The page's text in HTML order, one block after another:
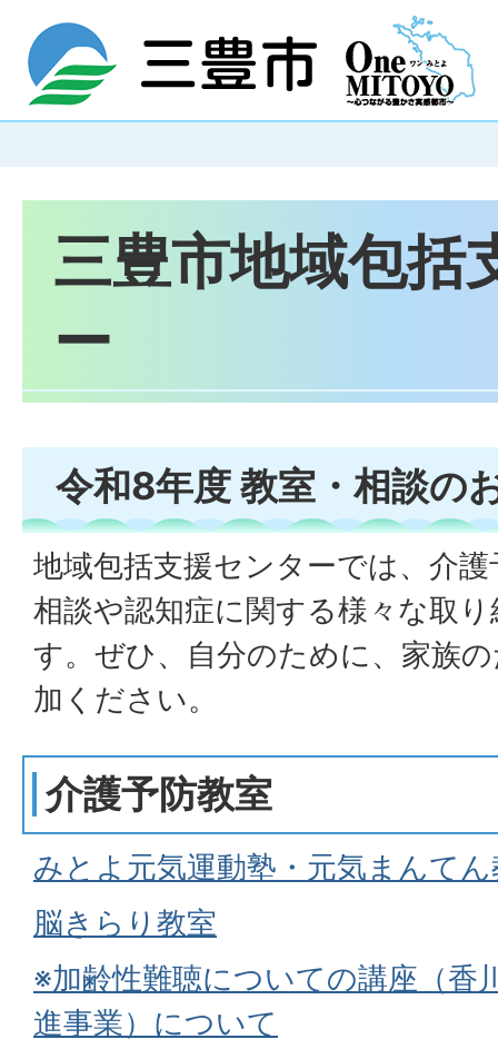
三豊市地域包括
ー
令和8年度 教室・相談の
地域包括支援センターでは、介
相談や認知症に関する様々な取
す。ぜひ、自分のために、家族
加ください。
介護予防教室
みとよ元気運動塾・元気まんて
脳きらり教室
※加齢性難聴についての講座（香
進事業）について